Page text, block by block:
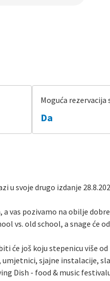
Moguća rezervacija
Da
u svoje drugo izdanje
vas pozivamo na obilje
vs. old school, a snage će
će još koju stepenicu više
umjetnici, sjajne instalacije,
Dish - food & music